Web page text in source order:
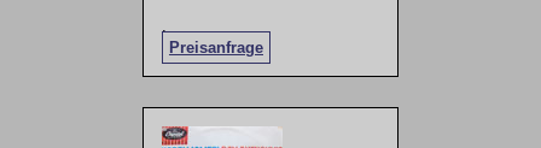
Preisanfrage